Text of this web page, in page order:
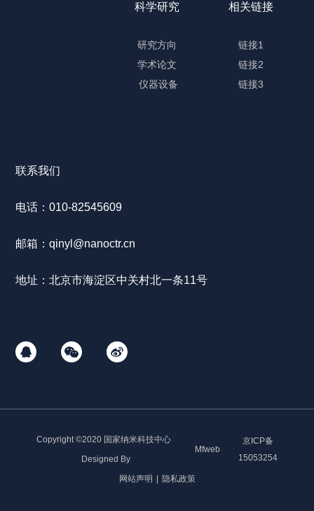
联系我们
电话：010-82545609
邮箱：qinyl @nanoctr.cn
地址：北京市海淀区中关村北一条11号
科学研究
研究方向
学术论文
仪器设备
相关链接
链接1
链接2
链接3
Copyright ©2020 国家纳米科技中心
Designed By
Mfweb
京ICP备
15053254
网站声明 隐私政策